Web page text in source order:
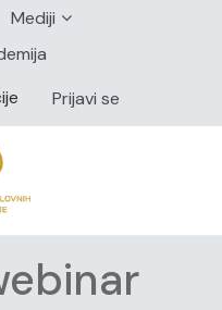
Mediji
Prijavi se